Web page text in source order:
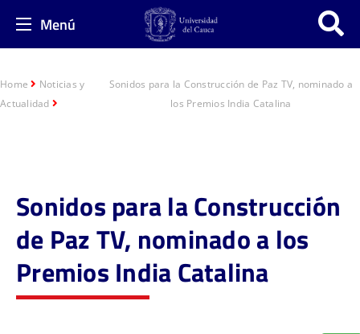
Menú
Home
Noticias y
Actualidad
Sonidos para la Construcción de Paz TV, nominado a
los Premios India Catalina
Sonidos para la Construcción
de Paz TV, nominado a los
Premios India Catalina